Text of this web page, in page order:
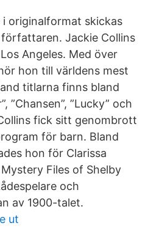
i originalformat skickas
författaren. Jackie Collins
Angeles. Med över
hon till världens mest
titlarna finns bland
”Chansen”, ”Lucky” och
fick sitt genombrott
för barn. Bland
hon för Clarissa
Files of Shelby
och
av 1900-talet.
ut